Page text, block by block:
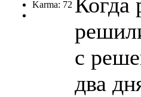
Karma: 72
с
два